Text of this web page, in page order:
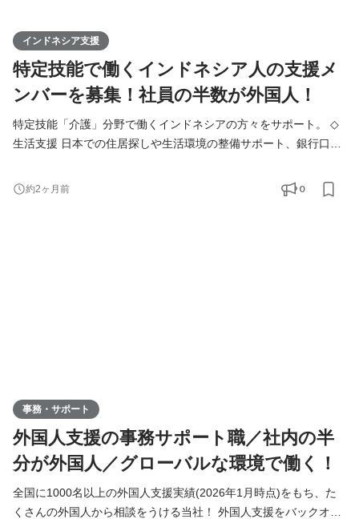
インドネシア支援
特定技能で働くインドネシア人の支援メ
ンバーを募集！社員の半数が外国人！
特定技能「介護」分野で働くインドネシアの方々をサポート。 ◇
生活支援 日本での住居探しや生活環境の整備サポート、銀行口座
トや就業規則、職場のルール説明、日常業務のサポート。 ◇通
約2ヶ月前 0
事務・サポート
外国人支援の事務サポート職／社内の半
分が外国人／グローバルな環境で働く！
全国に1000名以上の外国人支援実績(2026年1月時点)をもち、た
くさんの外国人から相談をうける当社！ 外国人支援をバックオフ